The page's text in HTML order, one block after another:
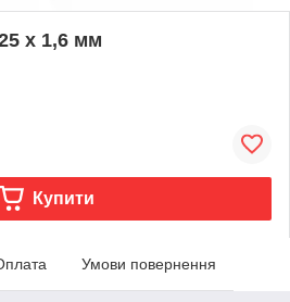
х 1,6 мм
Купити
Умови повернення